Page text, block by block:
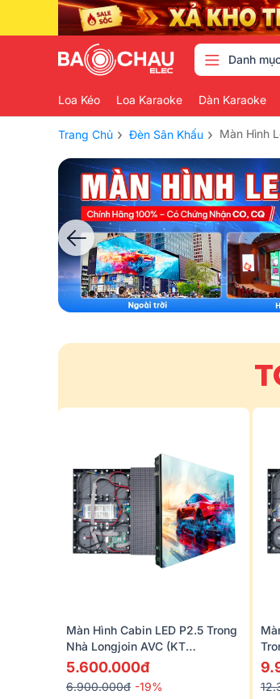
Danh
Loa Kéo Loa Karaoke Dàn Karaoke
Trang Chủ › Đèn Sân Khấu › Màn Hình
Màn Hình Cabin LED P2.5 Trong
Nhà Longjoin AVC (KT
640x480mm)
5.600.000đ
6.900.000đ -19%